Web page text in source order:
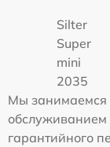
Silter
Super
mini
2035
Мы занимаемся
обслуживанием
гарантийного